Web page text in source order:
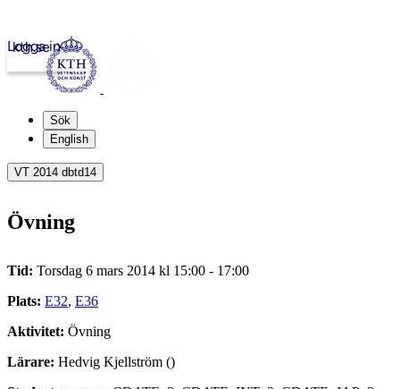
kth.se
Logga in
Sök
English
VT 2014 dbtd14
Övning
Tid: Torsdag 6 mars 2014 kl 15:00 - 17:00
Plats: E32, E36
Aktivitet: Övning
Lärare: Hedvig Kjellström ()